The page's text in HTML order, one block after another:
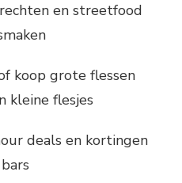
en streetfood
koop grote flessen
kleine flesjes
deals en kortingen